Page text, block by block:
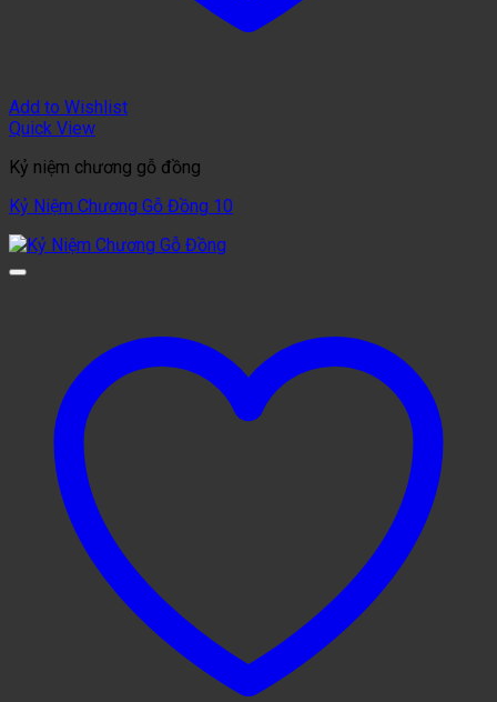
Add to Wishlist
Quick View
Kỷ niệm chương gỗ đồng
Kỷ Niệm Chương Gỗ Đồng 10